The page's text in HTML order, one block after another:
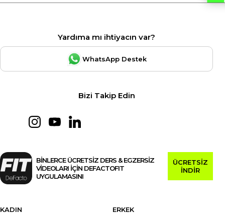
Yardıma mı ihtiyacın var?
WhatsApp Destek
Bizi Takip Edin
BİNLERCE ÜCRETSİZ DERS & EGZERSİZ
VİDEOLARI İÇİN DEFACTOFIT
UYGULAMASINI
ÜCRETSİZ
İNDİR
KADIN
ERKEK